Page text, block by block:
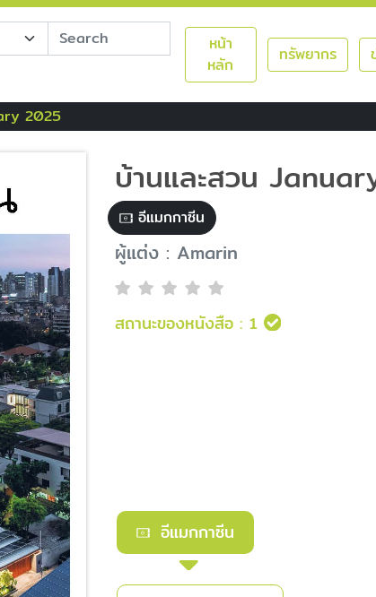
หน้า
หลัก
ทรัพยากร
2025
บ้านและสวน
อีแมกกาซีน
ผู้แต่ง : Amarin
สถานะของหนังสือ : 1
อีแมกกาซีน